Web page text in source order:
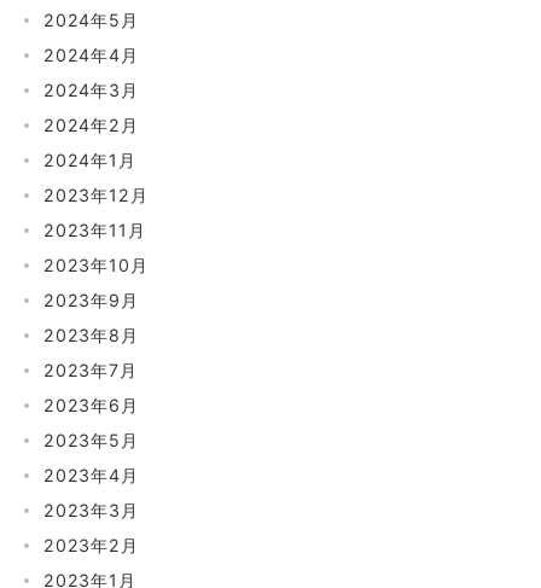
2024年5月
2024年4月
2024年3月
2024年2月
2024年1月
2023年12月
2023年11月
2023年10月
2023年9月
2023年8月
2023年7月
2023年6月
2023年5月
2023年4月
2023年3月
2023年2月
2023年1月